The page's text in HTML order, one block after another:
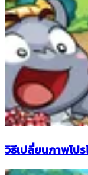
วิธีเปลี่ยนภาพโป